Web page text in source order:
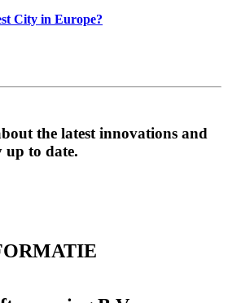
City in Europe?
the latest innovations and
up to date.